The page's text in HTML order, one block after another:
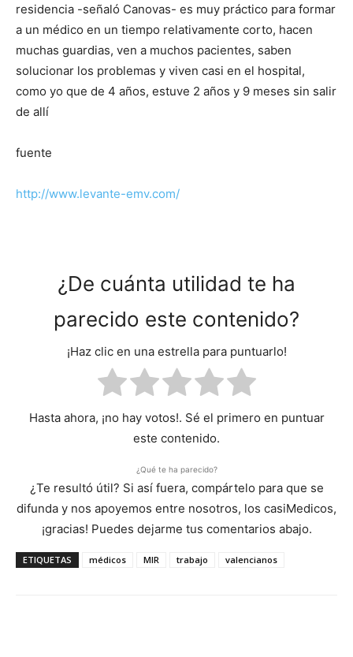
residencia -señaló Canovas- es muy práctico para formar
a un médico en un tiempo relativamente corto, hacen
muchas guardias, ven a muchos pacientes, saben
solucionar los problemas y viven casi en el hospital,
como yo que de 4 años, estuve 2 años y 9 meses sin salir
de allí
fuente
http://www.levante-emv.com/
¿De cuánta utilidad te ha
parecido este contenido?
¡Haz clic en una estrella para puntuarlo!
Hasta ahora, ¡no hay votos!. Sé el primero en puntuar
este contenido.
¿Qué te ha parecido?
¿Te resultó útil? Si así fuera, compártelo para que se
difunda y nos apoyemos entre nosotros, los casiMedicos,
¡gracias! Puedes dejarme tus comentarios abajo.
ETIQUETAS médicos MIR trabajo valencianos